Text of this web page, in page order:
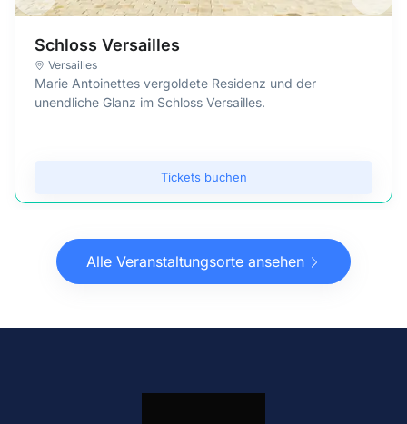
Schloss Versailles
Versailles
Marie Antoinettes vergoldete Residenz und der
unendliche Glanz im Schloss Versailles.
Tickets buchen
Alle Veranstaltungsorte ansehen